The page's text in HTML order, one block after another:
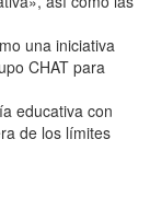
una iniciativa
CHAT para
educativa con
de los límites